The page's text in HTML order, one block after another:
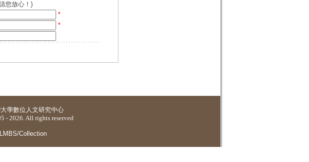
您放心！)
*
*
學數位人文研究中心
- 2026. All rights reserved
Collection